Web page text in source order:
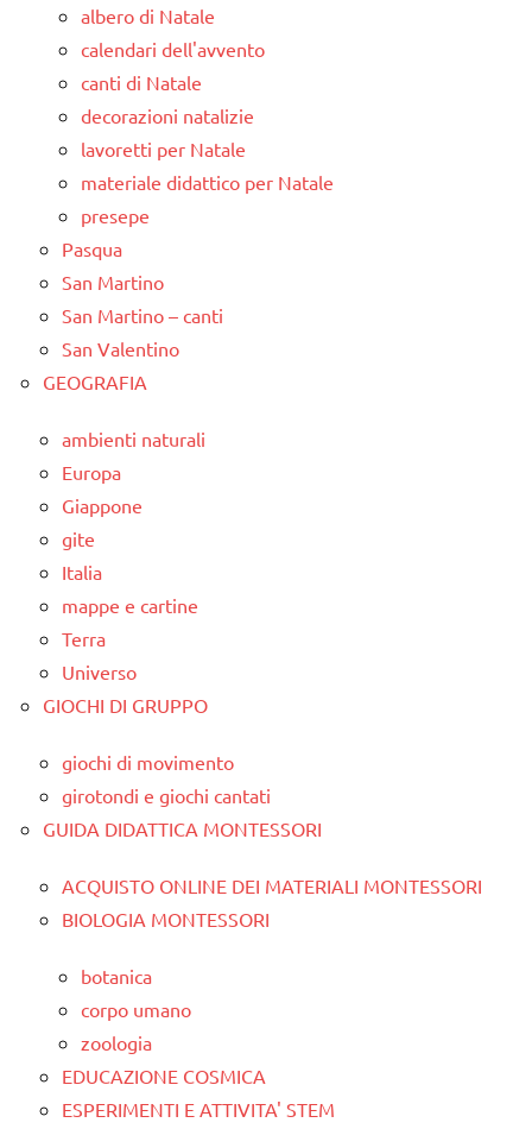
albero di Natale
calendari dell'avvento
canti di Natale
decorazioni natalizie
lavoretti per Natale
materiale didattico per Natale
presepe
Pasqua
San Martino
San Martino – canti
San Valentino
GEOGRAFIA
ambienti naturali
Europa
Giappone
gite
Italia
mappe e cartine
Terra
Universo
GIOCHI DI GRUPPO
giochi di movimento
girotondi e giochi cantati
GUIDA DIDATTICA MONTESSORI
ACQUISTO ONLINE DEI MATERIALI MONTESSORI
BIOLOGIA MONTESSORI
botanica
corpo umano
zoologia
EDUCAZIONE COSMICA
ESPERIMENTI E ATTIVITA' STEM